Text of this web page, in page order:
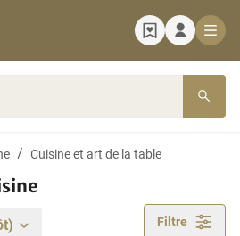
Cuisine et art de la table
Filtre